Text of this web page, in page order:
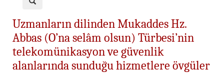
Uzmanların dilinden Mukaddes Hz.
Abbas (O’na selâm olsun) Türbesi’nin
telekomünikasyon ve güvenlik
alanlarında sunduğu hizmetlere övgüler